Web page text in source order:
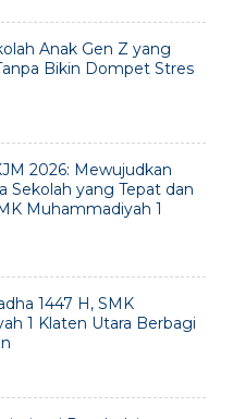
Anak Gen Z yang
Bikin Dompet Stres
2026: Mewujudkan
Sekolah yang Tepat dan
Muhammadiyah 1
1447 H, SMK
1 Klaten Utara Berbagi